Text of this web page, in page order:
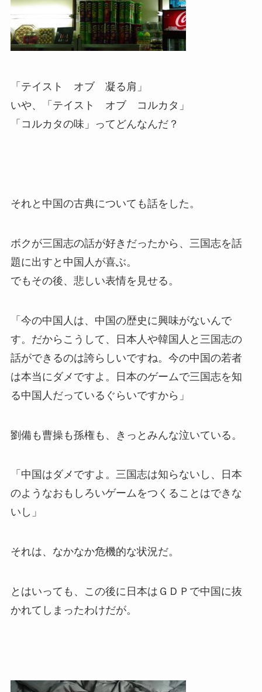
「テイスト オブ 凝る肩」
いや、「テイスト オブ コルカタ」
「コルカタの味」ってどんなんだ？
それと中国の古典についても話をした。
ボクが三国志の話が好きだったから、三国志を話
題に出すと中国人が喜ぶ。
でもその後、悲しい表情を見せる。
「今の中国人は、中国の歴史に興味がないんで
す。だからこうして、日本人や韓国人と三国志の
話ができるのは誇らしいですね。今の中国の若者
は本当にダメですよ。日本のゲームで三国志を知
る中国人だっているぐらいですから」
劉備も曹操も孫権も、きっとみんな泣いている。
「中国はダメですよ。三国志は知らないし、日本
のようなおもしろいゲームをつくることはできな
いし」
それは、なかなか危機的な状況だ。
とはいっても、この後に日本はＧＤＰで中国に抜
かれてしまったわけだが。